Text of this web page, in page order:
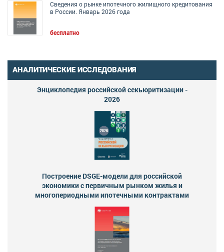
Сведения о рынке ипотечного жилищного кредитования
в России. Январь 2026 года
бесплатно
АНАЛИТИЧЕСКИЕ ИССЛЕДОВАНИЯ
Энциклопедия российской секьюритизации -
2026
Построение DSGE-модели для российской
экономики с первичным рынком жилья и
многопериодными ипотечными контрактами